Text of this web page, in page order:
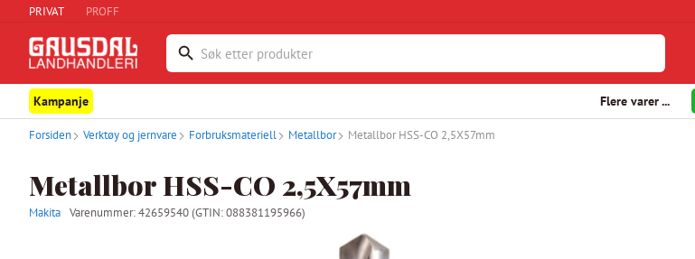
PRIVAT PROFF
Kampanje Flere varer ...
Forsiden Verktøy og jernvare Forbruksmateriell Metallbor Metallbor HSS-CO 2,5X57mm
Metallbor HSS-CO 2,5X57mm
Makita Varenummer:42659540(GTIN: 088381195966)